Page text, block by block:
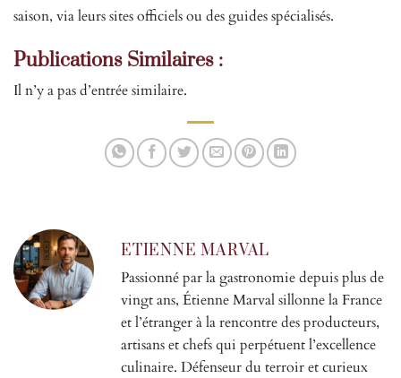
saison, via leurs sites officiels ou des guides spécialisés.
Publications Similaires :
Il n’y a pas d’entrée similaire.
ETIENNE MARVAL
Passionné par la gastronomie depuis plus de
vingt ans, Étienne Marval sillonne la France
et l’étranger à la rencontre des producteurs,
artisans et chefs qui perpétuent l’excellence
culinaire. Défenseur du terroir et curieux